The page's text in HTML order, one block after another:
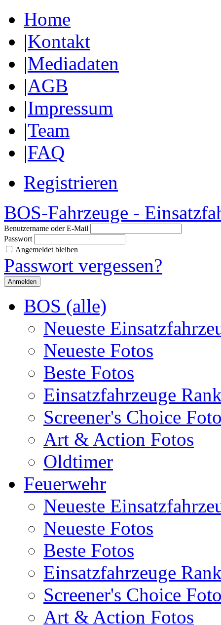
Home
|Kontakt
|Mediadaten
|AGB
|Impressum
|Team
|FAQ
Registrieren
BOS-Fahrzeuge -
Benutzername oder E-Mail
Passwort
Angemeldet bleiben
Passwort vergessen?
BOS (alle)
Neueste
Neueste Fotos
Beste Fotos
Einsatzfahrzeuge
Screener's Choice
Art & Action Fotos
Oldtimer
Feuerwehr
Neueste
Neueste Fotos
Beste Fotos
Einsatzfahrzeuge
Screener's Choice
Art & Action Fotos